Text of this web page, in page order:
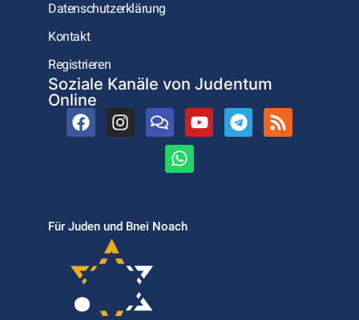
Datenschutzerklärung
Kontakt
Registrieren
Soziale Kanäle von Judentum
Online
Für Juden und Bnei Noach